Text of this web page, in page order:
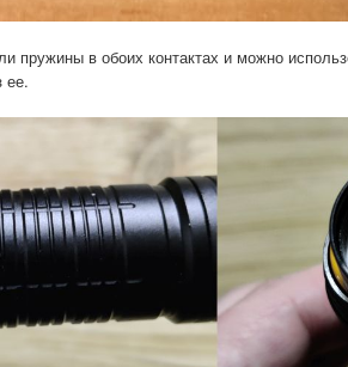
пружины в обоих контактах и можно
ее.